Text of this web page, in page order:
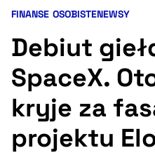
Ułatwienia
Kategorie artykułu:
FINANSE OSOBISTENEWSY
Debiut
SpaceX.
kryje za
projektu